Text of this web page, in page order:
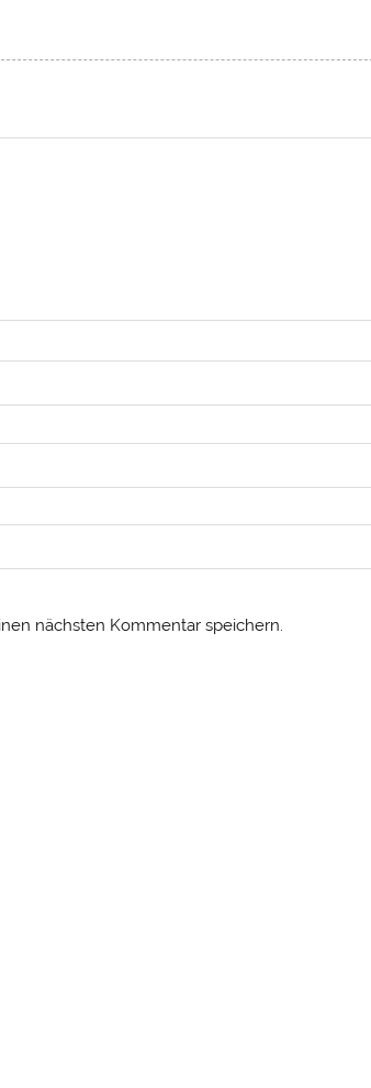
nächsten Kommentar speichern.